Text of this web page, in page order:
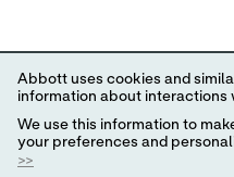
Abbott uses cookies and
information about interactions
We use this information to
your preferences and
>>